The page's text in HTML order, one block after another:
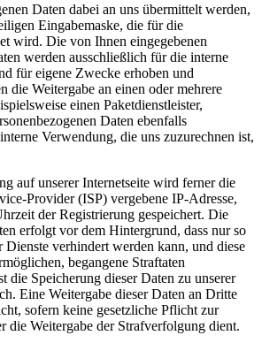
Daten dabei an uns übermittelt werden,
Eingabemaske, die für die
wird. Die von Ihnen eingegebenen
werden ausschließlich für die interne
für eigene Zwecke erhoben und
die Weitergabe an einen oder mehrere
einen Paketdienstleister,
Daten ebenfalls
Verwendung, die uns zuzurechnen ist,
auf unserer Internetseite wird ferner die
Provider (ISP) vergebene IP-Adresse,
der Registrierung gespeichert. Die
erfolgt vor dem Hintergrund, dass nur so
Dienste verhindert werden kann, und diese
begangene Straftaten
die Speicherung dieser Daten zu unserer
Eine Weitergabe dieser Daten an Dritte
sofern keine gesetzliche Pflicht zur
die Weitergabe der Strafverfolgung dient.